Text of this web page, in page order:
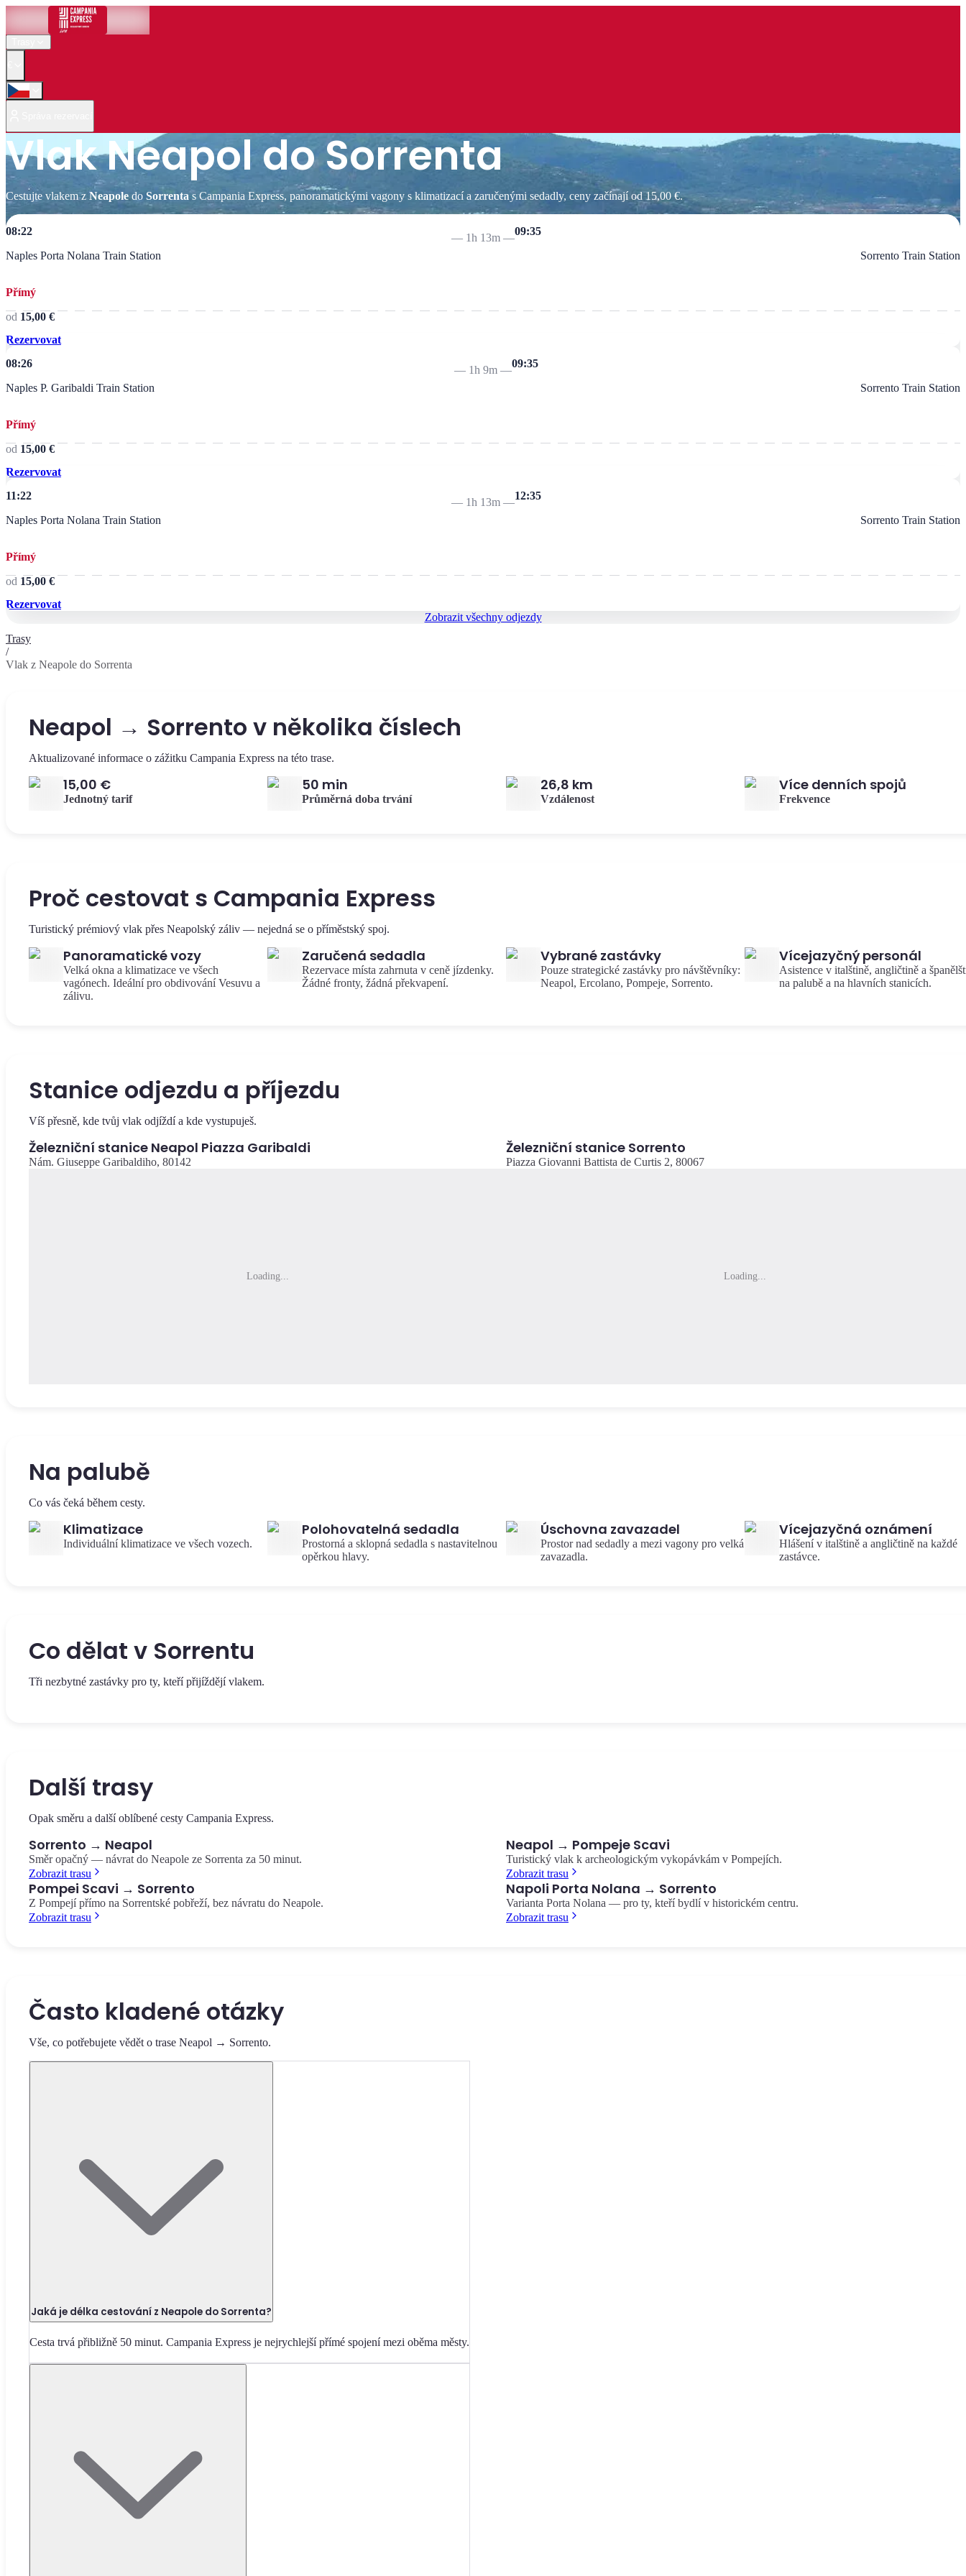
Vlak Neapol do Sorrenta
Cestujte vlakem z Neapole do Sorrentas Campania Express, panoramatickými vagony s klimatizací a zaručenými sedadly, ceny začínají od 15,00 €.
08:22
Naples Porta Nolana Train Station
— 1h 13m —
09:35
Sorrento Train Station
Přímý
od 15,00 €
Rezervovat
08:26
Naples P. Garibaldi Train Station
— 1h 9m —
09:35
Sorrento Train Station
Přímý
od 15,00 €
Rezervovat
11:22
Naples Porta Nolana Train Station
— 1h 13m —
12:35
Sorrento Train Station
Přímý
od 15,00 €
Rezervovat
Zobrazit všechny odjezdy
Trasy
/
Vlak z Neapole do Sorrenta
Neapol → Sorrento v několika číslech
Aktualizované informace o zážitku Campania Express na této trase.
15,00 €
Jednotný tarif
50 min
Průměrná doba trvání
26,8 km
Vzdálenost
Více denních spojů
Frekvence
Proč cestovat s Campania Express
Turistický prémiový vlak přes Neapolský záliv — nejedná se o příměstský spoj.
Panoramatické vozy
Velká okna a klimatizace ve všech
vagónech. Ideální pro obdivování Vesuvu a
zálivu.
Zaručená sedadla
Rezervace místa zahrnuta v ceně jízdenky.
Žádné fronty, žádná překvapení.
Vybrané zastávky
Pouze strategické zastávky pro návštěvníky:
Neapol, Ercolano, Pompeje, Sorrento.
Vícejazyčný personál
Asistence v italštině, angličtině a
na palubě a na hlavních stanicích.
Stanice odjezdu a příjezdu
Víš přesně, kde tvůj vlak odjíždí a kde vystupuješ.
Železniční stanice Neapol Piazza Garibaldi
Nám. Giuseppe Garibaldiho, 80142
Železniční stanice Sorrento
Piazza Giovanni Battista de Curtis 2, 80067
Loading... Loading...
Na palubě
Co vás čeká během cesty.
Klimatizace
Individuální klimatizace ve všech vozech.
Polohovatelná sedadla
Prostorná a sklopná sedadla s nastavitelnou
opěrkou hlavy.
Úschovna zavazadel
Prostor nad sedadly a mezi vagony pro velká
zavazadla.
Vícejazyčná oznámení
Hlášení v italštině a angličtině na každé
zastávce.
Co dělat v Sorrentu
Tři nezbytné zastávky pro ty, kteří přijíždějí vlakem.
Další trasy
Opak směru a další oblíbené cesty Campania Express.
Sorrento → Neapol
Směr opačný — návrat do Neapole ze Sorrenta za 50 minut.
Zobrazit trasu
Neapol → Pompeje Scavi
Turistický vlak k archeologickým vykopávkám v Pompejích.
Zobrazit trasu
Pompei Scavi → Sorrento
Z Pompejí přímo na Sorrentské pobřeží, bez návratu do Neapole.
Zobrazit trasu
Napoli Porta Nolana → Sorrento
Varianta Porta Nolana — pro ty, kteří bydlí v historickém centru.
Zobrazit trasu
Často kladené otázky
Vše, co potřebujete vědět o trase Neapol → Sorrento.
Jaká je délka cestování z Neapole do Sorrenta?
Cesta trvá přibližně 50 minut. Campania Express je nejrychlejší přímé spojení mezi oběma městy.